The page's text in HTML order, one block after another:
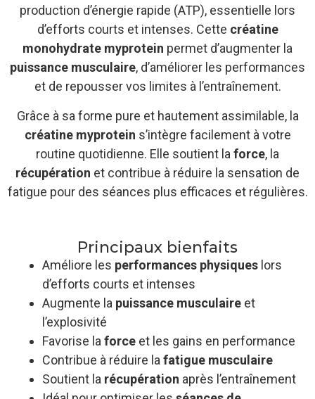
production d’énergie rapide (ATP), essentielle lors
d’efforts courts et intenses. Cette créatine
monohydrate myprotein permet d’augmenter la
puissance musculaire, d’améliorer les performances
et de repousser vos limites à l’entraînement.
Grâce à sa forme pure et hautement assimilable, la
créatine myprotein s’intègre facilement à votre
routine quotidienne. Elle soutient la force, la
récupération et contribue à réduire la sensation de
fatigue pour des séances plus efficaces et régulières.
Principaux bienfaits
Améliore les performances physiques lors
d’efforts courts et intenses
Augmente la puissance musculaire et
l’explosivité
Favorise la force et les gains en performance
Contribue à réduire la fatigue musculaire
Soutient la récupération après l’entraînement